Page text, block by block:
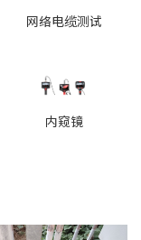
网络电缆测试
内窥镜